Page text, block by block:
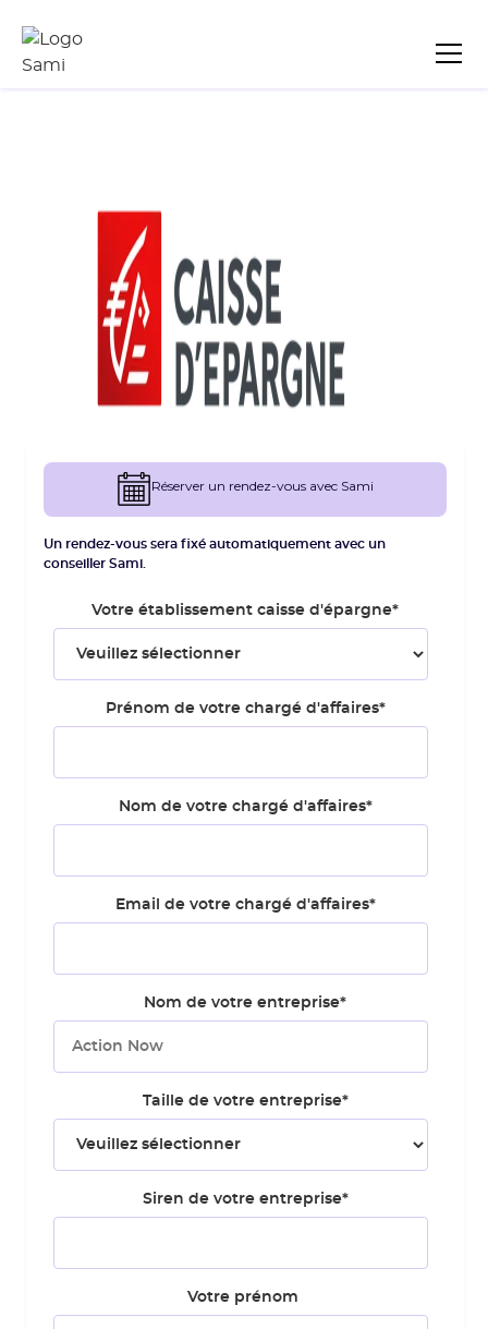
Réserver un rendez-vous avec Sami
Un rendez-vous sera fixé automatiquement avec un
conseiller Sami.
Votre établissement caisse d'épargne*
Prénom de votre chargé d'affaires*
Nom de votre chargé d'affaires*
Email de votre chargé d'affaires*
Nom de votre entreprise*
Taille de votre entreprise*
Siren de votre entreprise*
Votre prénom